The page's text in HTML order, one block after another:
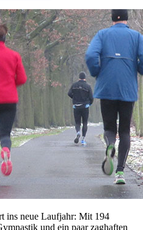
ins neue Laufjahr: Mit 194
und ein paar zaghaften